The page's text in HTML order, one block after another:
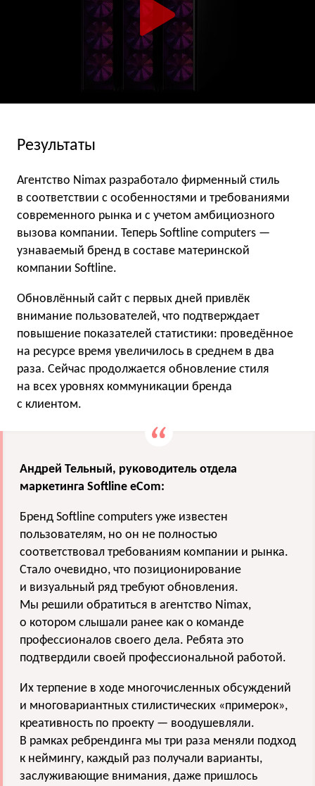
Результаты
Агентство Nimax разработало фирменный стиль
в соответствии с особенностями и требованиями
современного рынка и с учетом амбициозного
вызова компании. Теперь Softline сomputers —
узнаваемый бренд в составе материнской
компании Softline.
Обновлённый сайт с первых дней привлёк
внимание пользователей, что подтверждает
повышение показателей статистики: проведённое
на ресурсе время увеличилось в среднем в два
раза. Сейчас продолжается обновление стиля
на всех уровнях коммуникации бренда
с клиентом.
Андрей Тельный, руководитель отдела
маркетинга Softline eCom:
Бренд Softline сomputers уже известен
пользователям, но он не полностью
соответствовал требованиям компании и рынка.
Стало очевидно, что позиционирование
и визуальный ряд требуют обновления.
Мы решили обратиться в агентство Nimax,
о котором слышали ранее как о команде
профессионалов своего дела. Ребята это
подтвердили своей профессиональной работой.
Их терпение в ходе многочисленных обсуждений
и многовариантных стилистических «примерок»,
креативность по проекту — воодушевляли.
В рамках ребрендинга мы три раза меняли подход
к неймингу, каждый раз получали варианты,
заслуживающие внимания, даже пришлось